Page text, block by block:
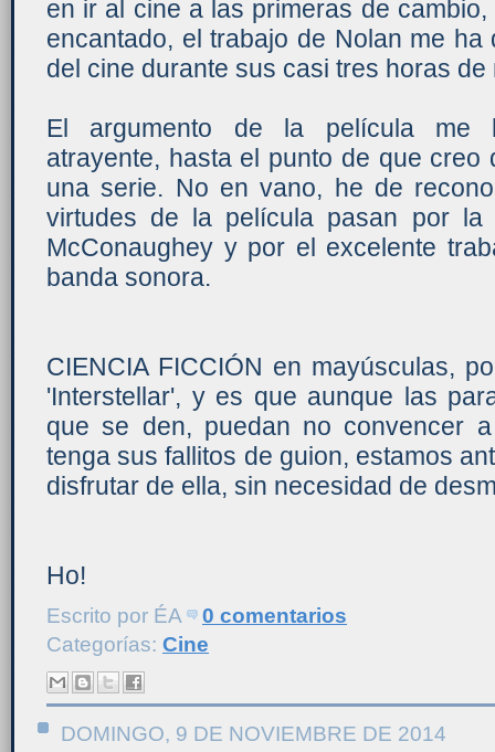
en ir al cine a las primeras de
encantado, el trabajo de Nolan me
del cine durante sus casi tres horas de
El argumento de la película me
atrayente, hasta el punto de que
una serie. No en vano, he de
virtudes de la película pasan por la
McConaughey y por el excelente
banda sonora.
CIENCIA FICCIÓN en mayúsculas,
'Interstellar', y es que aunque las
que se den, puedan no convencer
tenga sus fallitos de guion, estamos
disfrutar de ella, sin necesidad de
Ho!
Escrito por ÉA
0 comentarios
Categorías: Cine
DOMINGO, 9 DE NOVIEMBRE DE 2014